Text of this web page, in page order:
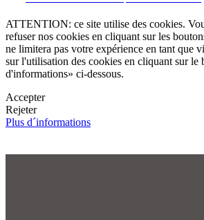
ATTENTION: ce site utilise des cookies.
refuser nos cookies en cliquant sur les
ne limitera pas votre expérience en tant que
sur l'utilisation des cookies en cliquant sur le
d'informations» ci-dessous.
Accepter
Rejeter
Plus d´informations